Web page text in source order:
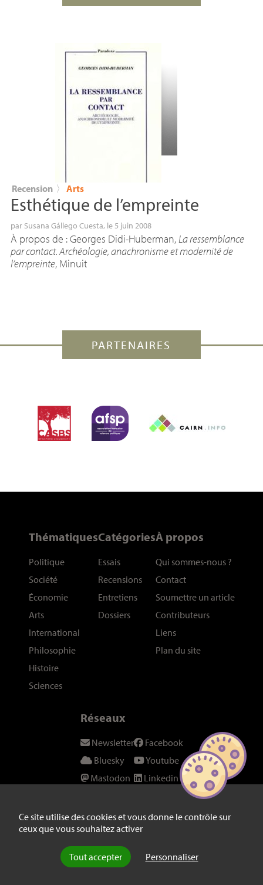
Ce site utilise des cookies et vous donne le contrôle sur
ceux que vous souhaitez activer
Tout accepter Personnaliser
Recension 〉 Arts
Esthétique de l’empreinte
par Susana Gállego Cuesta, le 5 juin 2008
À propos de : Georges Didi-Huberman,La ressemblance
par contact. Archéologie, anachronisme et modernité de
l’empreinte, Minuit
PARTENAIRES
Thématiques
Politique
Société
Économie
Arts
International
Philosophie
Histoire
Sciences
Catégories
Essais
Recensions
Entretiens
Dossiers
À propos
Qui sommes-nous ?
Contact
Soumettre un article
Contributeurs
Liens
Plan du site
Réseaux
Newsletter
Bluesky
Mastodon
Instagram
Twitter/X
Facebook
Youtube
Linkedin
Fil RSS